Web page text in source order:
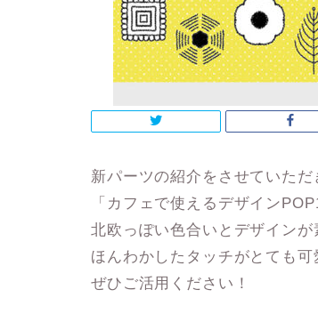
新パーツの紹介をさせていただ
「カフェで使えるデザイン
北欧っぽい色合いとデザインが
ほんわかしたタッチがとても可
ぜひご活用ください！